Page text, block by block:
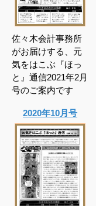
佐々木会計事務所
がお届けする、元
気をはこぶ『ほっ
と』通信2021年2月
号のご案内です
2020年10月号